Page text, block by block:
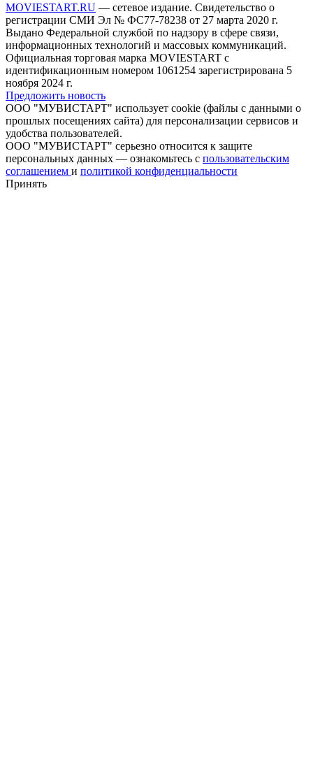
MOVIESTART.RU — сетевое издание. Свидетельство о
регистрации СМИ Эл № ФС77-78238 от 27 марта 2020 г.
Выдано Федеральной службой по надзору в сфере связи,
информационных технологий и массовых коммуникаций.
Официальная торговая марка MOVIESTART с
идентификационным номером 1061254 зарегистрирована 5
ноября 2024 г.
Предложить новость
ООО "МУВИСТАРТ" использует cookie (файлы с данными о
прошлых посещениях сайта) для персонализации сервисов и
удобства пользователей.
ООО "МУВИСТАРТ" серьезно относится к защите
персональных данных — ознакомьтесь с пользовательским
соглашением и политикой конфиденциальности
Принять